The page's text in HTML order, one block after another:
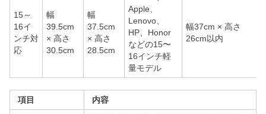
15～
16イ
ンチ対
応
幅
39.5cm
× 高さ
30.5cm
幅
37.5cm
× 高さ
28.5cm
Apple、
Lenovo、
HP、Honor
などの15〜
16インチ軽
量モデル
幅37cm × 高さ
26cm以内
項目 内容